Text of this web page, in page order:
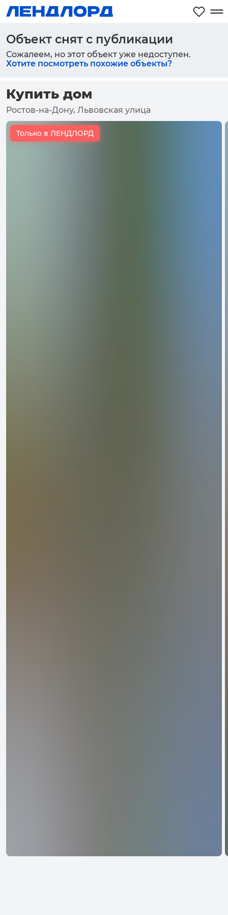
Объект снят с публикации
Сожалеем, но этот объект уже недоступен.
Хотите посмотреть похожие объекты?
Купить дом
Ростов-на-Дону, Львовская улица
Только в ЛЕНДЛОРД